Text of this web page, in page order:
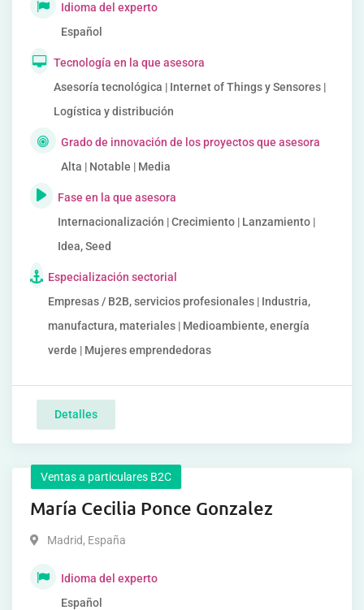
Idioma del experto
Español
Tecnología en la que asesora
Asesoría tecnológica | Internet of Things y Sensores |
Logística y distribución
Grado de innovación de los proyectos que asesora
Alta | Notable | Media
Fase en la que asesora
Internacionalización | Crecimiento | Lanzamiento |
Idea, Seed
Especialización sectorial
Empresas / B2B, servicios profesionales | Industria,
manufactura, materiales | Medioambiente, energía
verde | Mujeres emprendedoras
Detalles
Ventas a particulares B2C
María Cecilia Ponce Gonzalez
Madrid, España
Idioma del experto
Español